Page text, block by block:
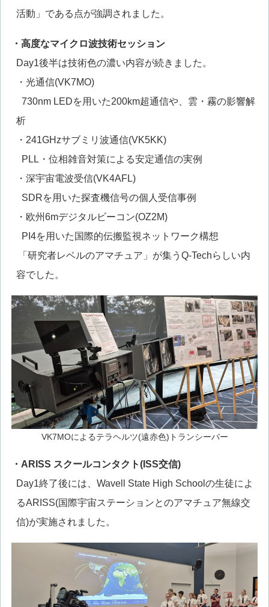
活動」である点が強調されました。
・高度なマイクロ波技術セッション
Day1後半は技術色の濃い内容が続きました。
・光通信(VK7MO)
730nm LEDを用いた200km超通信や、雲・霧の影響解
析
・241GHzサブミリ波通信(VK5KK)
PLL・位相雑音対策による安定通信の実例
・深宇宙電波受信(VK4AFL)
SDRを用いた探査機信号の個人受信事例
・欧州6mデジタルビーコン(OZ2M)
PI4を用いた国際的伝搬監視ネットワーク構想
「研究者レベルのアマチュア」が集うQ-Techらしい内
容でした。
VK7MOによるテラヘルツ(遠赤色)トランシーバー
・ARISS スクールコンタクト(ISS交信)
Day1終了後には、Wavell State High Schoolの生徒によ
るARISS(国際宇宙ステーションとのアマチュア無線交
信)が実施されました。